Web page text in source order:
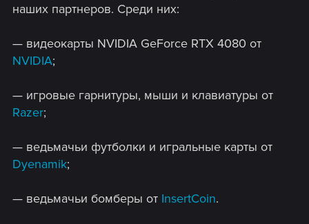
наших партнеров. Среди них:
— видеокарты NVIDIA GeForce RTX 4080 от
NVIDIA;
— игровые гарнитуры, мыши и клавиатуры от
Razer;
— ведьмачьи футболки и игральные карты от
Dyenamik;
— ведьмачьи бомберы от InsertCoin.